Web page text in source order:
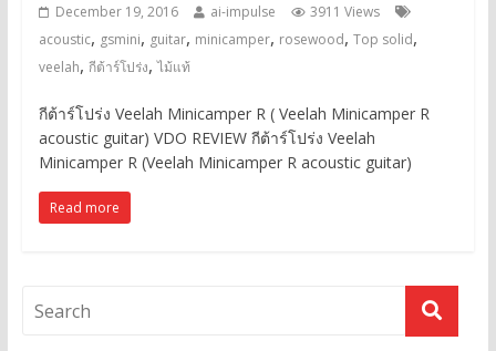
December 19, 2016 ai-impulse
3911 Views
acoustic, gsmini, guitar, minicamper, rosewood, Top solid,
veelah, กีต้าร์โปร่ง,ไม้แท้
กีต้าร์โปร่ง Veelah Minicamper R ( Veelah Minicamper R
acoustic guitar) VDO REVIEW กีต้าร์โปร่ง Veelah
Minicamper R (Veelah Minicamper R acoustic guitar)
Read more